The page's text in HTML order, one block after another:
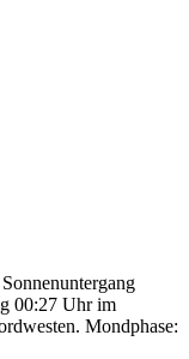
00:27 Uhr im
Mondphase: